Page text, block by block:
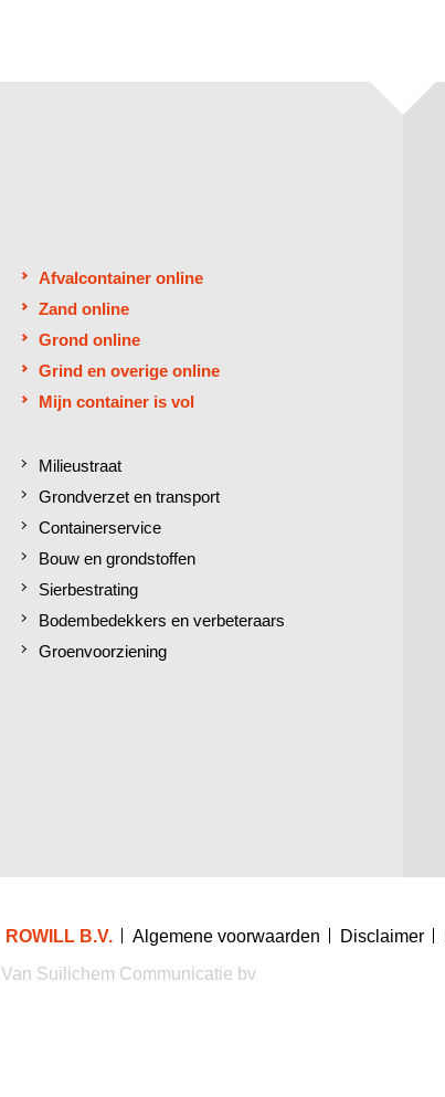
Afvalcontainer online
Zand online
Grond online
Grind en overige online
Mijn container is vol
Milieustraat
Grondverzet en transport
Containerservice
Bouw en grondstoffen
Sierbestrating
Bodembedekkers en verbeteraars
Groenvoorziening
ROWILL B.V. Algemene voorwaarden Disclaimer
Van Suilichem Communicatie bv